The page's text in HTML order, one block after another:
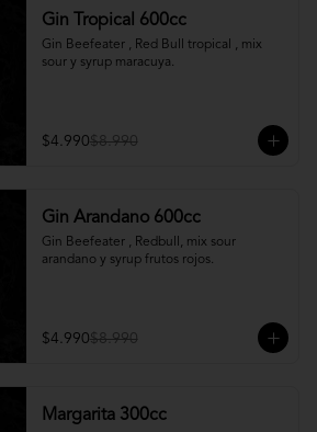
Gin Tropical 600cc
Gin Beefeater , Red Bull tropical , mix
sour y syrup maracuya.
$4.990$8.990
Gin Arandano 600cc
Gin Beefeater , Redbull, mix sour
arandano y syrup frutos rojos.
$4.990$8.990
Margarita 300cc